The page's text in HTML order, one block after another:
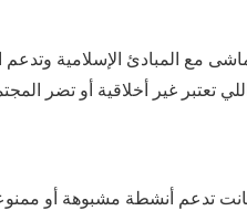
مع المبادئ الإسلامية وتدعم
تعتبر غير أخلاقية أو تضر
تدعم أنشطة مشبوهة أو